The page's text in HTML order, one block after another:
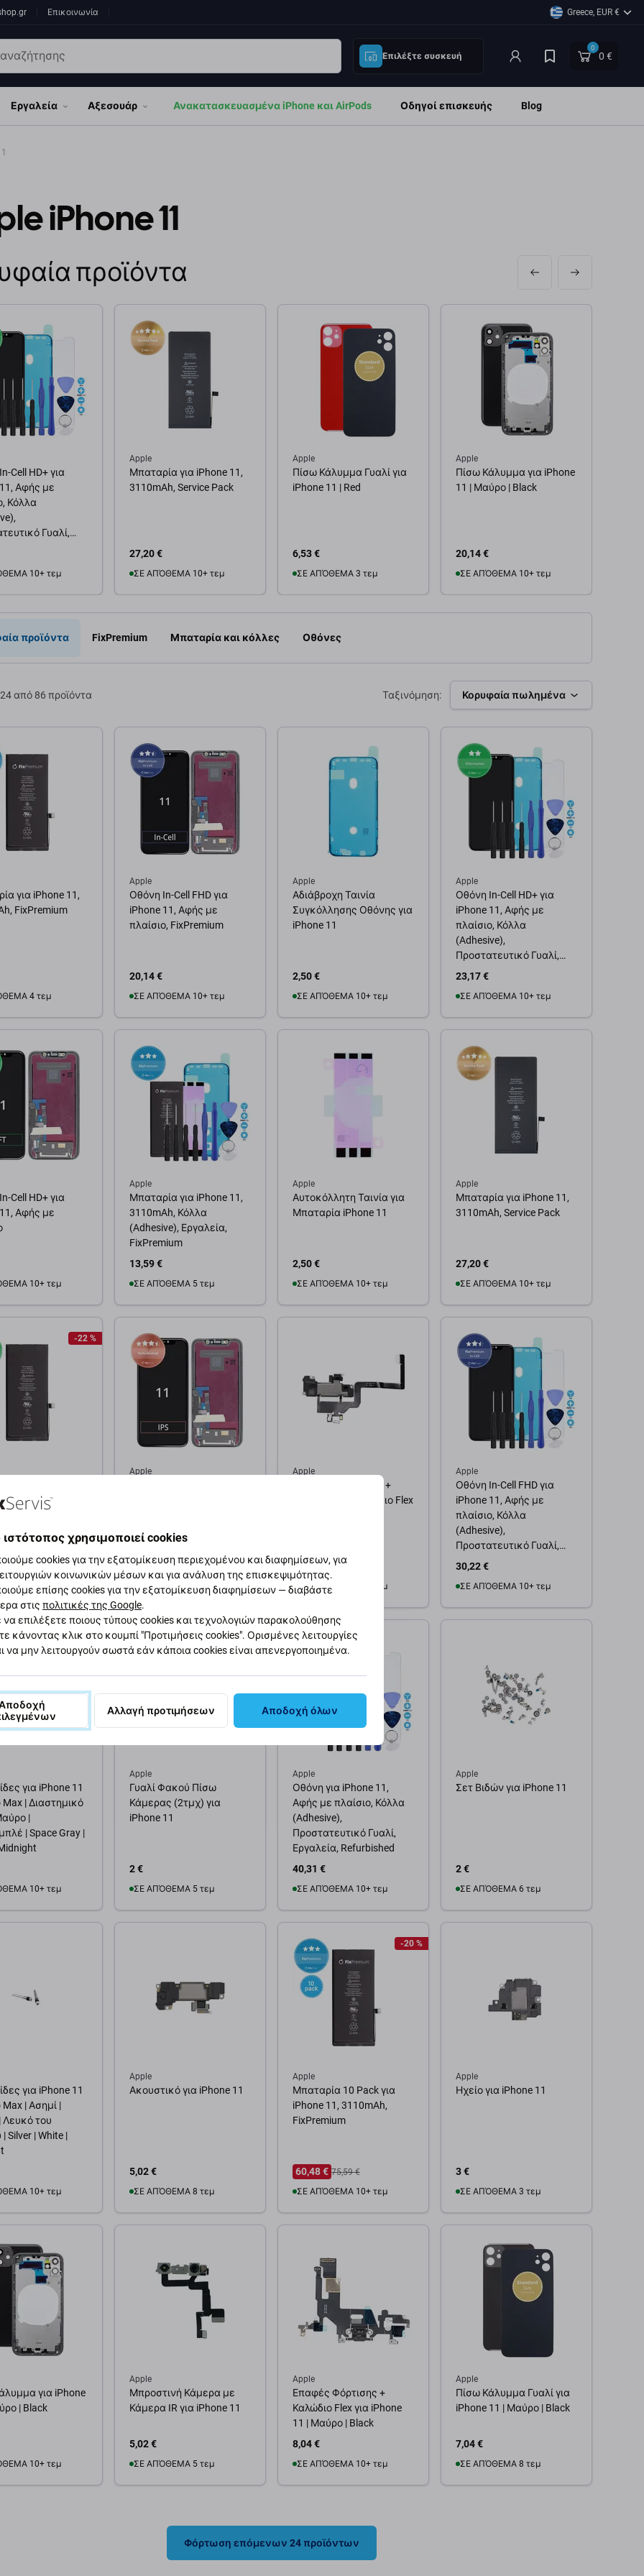
Επικοινωνία Greece, EUR €
Επιλέξτε συσκευή
0
0 €
Εργαλεία Αξεσουάρ Ανακατασκευασμένα iPhone και AirPods Οδηγοί επισκευής Blog
iPhone 11
προϊόντα
Cell HD+ για
Αφής με
Κόλλα
Γυαλί,
10+ τεμ
στο καλάθι
Apple
Μπαταρία για iPhone 11,
3110mAh, Service Pack
27,20 €
ΣΕ ΑΠΌΘΕΜΑ 10+ τεμ
Προσθήκη στο καλάθι
Apple
Πίσω Κάλυμμα Γυαλί για
iPhone 11 | Red
6,53 €
ΣΕ ΑΠΌΘΕΜΑ 3 τεμ
Προσθήκη στο καλάθι
Apple
Πίσω Κάλυμμα για iPhone
11 | Μαύρο | Black
20,14 €
ΣΕ ΑΠΌΘΕΜΑ 10+ τεμ
Προσθήκη στο καλάθι
προϊόντα FixPremium Μπαταρία και κόλλες Οθόνες
24 από 86 προϊόντα Ταξινόμηση: Κορυφαία πωλημένα
για iPhone 11,
FixPremium
4 τεμ
Apple
Οθόνη In-Cell FHD για
iPhone 11, Αφής με
πλαίσιο, FixPremium
20,14 €
ΣΕ ΑΠΌΘΕΜΑ 10+ τεμ
Apple
Αδιάβροχη Ταινία
Συγκόλλησης Οθόνης για
iPhone 11
2,50 €
ΣΕ ΑΠΌΘΕΜΑ 10+ τεμ
Apple
Οθόνη In-Cell HD+ για
iPhone 11, Αφής με
πλαίσιο, Κόλλα
(Adhesive),
Προστατευτικό Γυαλί,
Εργαλεία
23,17 €
ΣΕ ΑΠΌΘΕΜΑ 10+ τεμ
Cell HD+ για
Αφής με
10+ τεμ
Apple
Μπαταρία για iPhone 11,
3110mAh, Κόλλα
(Adhesive), Εργαλεία,
FixPremium
13,59 €
ΣΕ ΑΠΌΘΕΜΑ 5 τεμ
Apple
Αυτοκόλλητη Ταινία για
Μπαταρία iPhone 11
2,50 €
ΣΕ ΑΠΌΘΕΜΑ 10+ τεμ
Apple
Μπαταρία για iPhone 11,
3110mAh, Service Pack
27,20 €
ΣΕ ΑΠΌΘΕΜΑ 10+ τεμ
-22 %
9,05 €
10+ τεμ
στο καλάθι
Apple
35,26 €
ΣΕ ΑΠΌΘΕΜΑ 10+ τεμ
Προσθήκη στο καλάθι
Apple
Αισθητήρας Φωτός +
Ακουστικό + Καλώδιο Flex
9,05 €
ΣΕ ΑΠΌΘΕΜΑ 10+ τεμ
Προσθήκη στο καλάθι
Apple
Οθόνη In-Cell FHD για
iPhone 11, Αφής με
πλαίσιο, Κόλλα
(Adhesive),
Προστατευτικό Γυαλί,
Εργαλεία, FixPremium
30,22 €
ΣΕ ΑΠΌΘΕΜΑ 10+ τεμ
για iPhone 11
Max | Διαστημικό
|
| Space Gray |
10+ τεμ
Apple
Γυαλί Φακού Πίσω
Κάμερας (2τμχ) για
iPhone 11
2 €
ΣΕ ΑΠΌΘΕΜΑ 5 τεμ
Apple
Οθόνη για iPhone 11,
Αφής με πλαίσιο, Κόλλα
(Adhesive),
Προστατευτικό Γυαλί,
Εργαλεία, Refurbished
40,31 €
ΣΕ ΑΠΌΘΕΜΑ 10+ τεμ
Apple
Σετ Βιδών για iPhone 11
2 €
ΣΕ ΑΠΌΘΕΜΑ 6 τεμ
για iPhone 11
Max | Ασημί |
Λευκό του
Silver | White |
10+ τεμ
Apple
Ακουστικό για iPhone 11
5,02 €
ΣΕ ΑΠΌΘΕΜΑ 8 τεμ
-20 %
Apple
Μπαταρία 10 Pack για
iPhone 11, 3110mAh,
FixPremium
60,48 € 75,59 €
ΣΕ ΑΠΌΘΕΜΑ 10+ τεμ
Apple
Ηχείο για iPhone 11
3 €
ΣΕ ΑΠΌΘΕΜΑ 3 τεμ
για iPhone
| Black
10+ τεμ
Apple
Μπροστινή Κάμερα με
Κάμερα IR για iPhone 11
5,02 €
ΣΕ ΑΠΌΘΕΜΑ 5 τεμ
Apple
Επαφές Φόρτισης +
Καλώδιο Flex για iPhone
11 | Μαύρο | Black
8,04 €
ΣΕ ΑΠΌΘΕΜΑ 10+ τεμ
Apple
Πίσω Κάλυμμα Γυαλί για
iPhone 11 | Μαύρο | Black
7,04 €
ΣΕ ΑΠΌΘΕΜΑ 8 τεμ
Φόρτωση επόμενων 24 προϊόντων
χρησιμοποιεί cookies
cookies για την εξατομίκευση περιεχομένου και διαφημίσεων, για
κοινωνικών μέσων και για ανάλυση της επισκεψιμότητας.
επίσης cookies για την εξατομίκευση διαφημίσεων — διαβάστε
στις πολιτικές της Google.
να επιλέξετε ποιους τύπους cookies και τεχνολογιών παρακολούθησης
κάνοντας κλικ στο κουμπί "Προτιμήσεις cookies". Ορισμένες λειτουργίες
να μην λειτουργούν σωστά εάν κάποια cookies είναι απενεργοποιημένα.
Αλλαγή προτιμήσεων Αποδοχή όλων